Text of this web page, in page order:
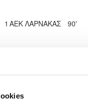
1 ΑΕΚ ΛΑΡΝΑΚΑΣ 90'
1ΑΕΛ ΛΕΜΕΣΟΥ 90'